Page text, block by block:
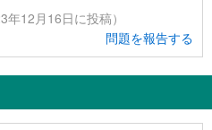
12月16日に投稿）
問題を報告する